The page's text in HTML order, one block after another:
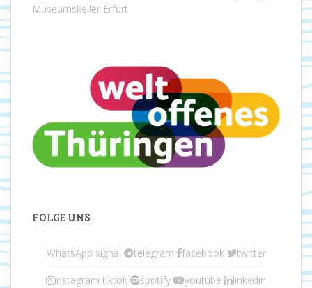
Museumskeller Erfurt
FOLGE UNS
WhatsApp signal telegram facebook twitter
instagram tiktok spotify youtube linkedin